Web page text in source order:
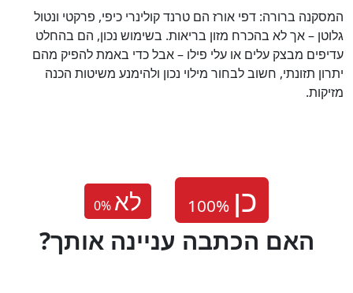
המסקנה ברורה: דפי אורז הם טרנד קולינרי כיפי, פרקטי ונטול
גלוטן – אך לא בהכרח מזון בריאות. בשימוש נכון, הם בהחלט
עדיפים מבצק עלים או עלי פילו – אבל כדי באמת להפיק מהם
יתרון תזונתי, חשוב לבחור מילוי נכון ולהימנע משיטות הכנה
מזיקות.
0% לא
?האם הכתבה עניינה אותך